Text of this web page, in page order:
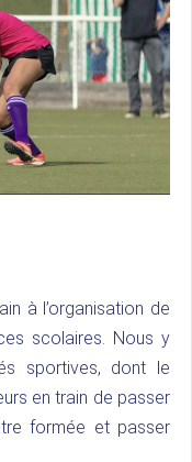
à l’organisation de
scolaires. Nous y
sportives, dont le
en train de passer
formée et passer